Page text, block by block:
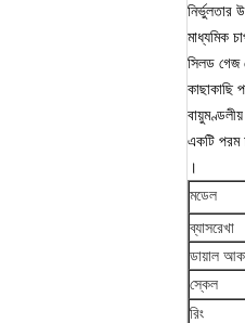
নির্ভুলতার
মাধ্যমিক
সিলড গেজ
কাছাকাছি
একটি পরম
।
মডেল
ব্যাসরেখা
ডায়াল
স্কেল
রিং